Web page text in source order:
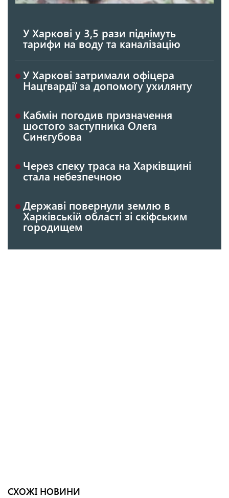
У Харкові у 3,5 рази піднімуть
тарифи на воду та каналізацію
У Харкові затримали офіцера
Нацгвардії за допомогу ухилянту
Кабмін погодив призначення
шостого заступника Олега
Синєгубова
Через спеку траса на Харківщині
стала небезпечною
Державі повернули землю в
Харківській області зі скіфським
городищем
СХОЖІ НОВИНИ